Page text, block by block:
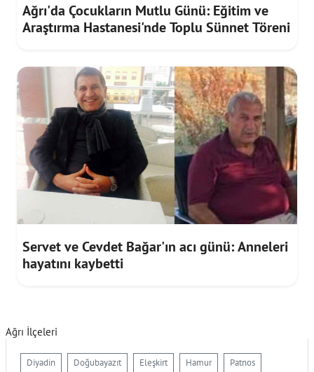
Ağrı'da Çocukların Mutlu Günü: Eğitim ve
Araştırma Hastanesi'nde Toplu Sünnet Töreni
Servet ve Cevdet Bağar'ın acı günü: Anneleri
hayatını kaybetti
Ağrı İlçeleri
Diyadin Doğubayazıt Eleşkirt Hamur Patnos